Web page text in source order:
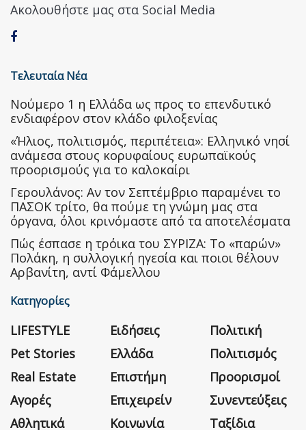
Ακολουθήστε μας στα Social Media
Τελευταία Νέα
Nούμερο 1 η Ελλάδα ως προς το επενδυτικό
ενδιαφέρον στον κλάδο φιλοξενίας
«Ήλιος, πολιτισμός, περιπέτεια»: Ελληνικό νησί
ανάμεσα στους κορυφαίους ευρωπαϊκούς
προορισμούς για το καλοκαίρι
Γερουλάνος: Αν τον Σεπτέμβριο παραμένει το
ΠΑΣΟΚ τρίτο, θα πούμε τη γνώμη μας στα
όργανα, όλοι κρινόμαστε από τα αποτελέσματα
Πώς έσπασε η τρόικα του ΣΥΡΙΖΑ: Το «παρών»
Πολάκη, η συλλογική ηγεσία και ποιοι θέλουν
Αρβανίτη, αντί Φάμελλου
Κατηγορίες
LIFESTYLE
Pet Stories
Real Estate
Αγορές
Αθλητικά
Ειδήσεις
Ελλάδα
Επιστήμη
Επιχειρείν
Κοινωνία
Πολιτική
Πολιτισμός
Προορισμοί
Συνεντεύξεις
Ταξίδια